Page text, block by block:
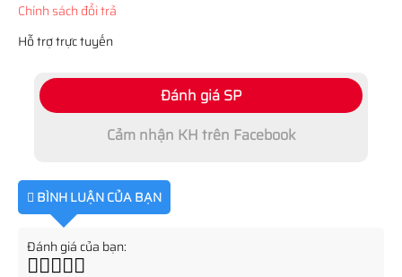
Chính sách đổi trả
Hỗ trợ trực tuyến
Đánh giá SP
Cảm nhận KH trên Facebook
BÌNH LUẬN CỦA BẠN
Đánh giá của bạn: